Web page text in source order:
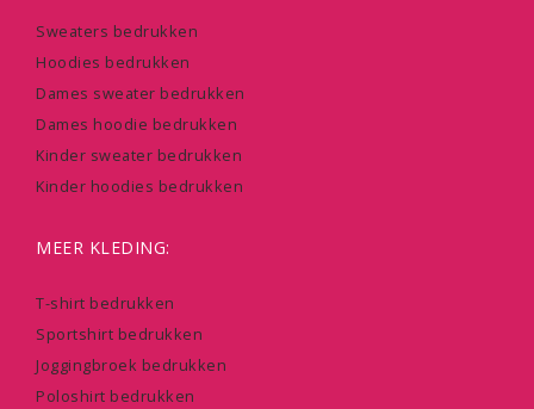
Sweaters bedrukken
Hoodies bedrukken
Dames sweater bedrukken
Dames hoodie bedrukken
Kinder sweater bedrukken
Kinder hoodies bedrukken
MEER KLEDING:
T-shirt bedrukken
Sportshirt bedrukken
Joggingbroek bedrukken
Poloshirt bedrukken